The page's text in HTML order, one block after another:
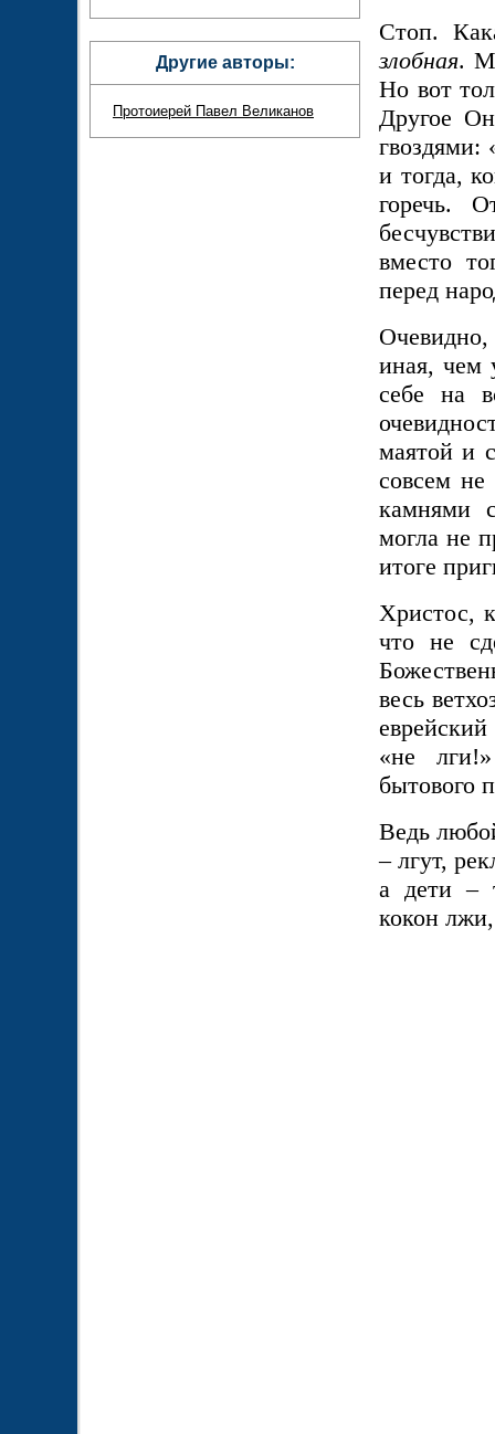
Стоп.
злобная.
Но вот
Другое
и тогда,
горечь.
вместо
перед
иная, чем
себе на
маятой и
совсем не
камнями
могла не
итоге
Христос,
что не
весь
«не
бытового
Ведь
– лгут,
а дети –
кокон
Другие авторы:
Протоиерей Павел Великанов